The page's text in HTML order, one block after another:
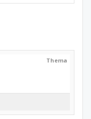
Thema